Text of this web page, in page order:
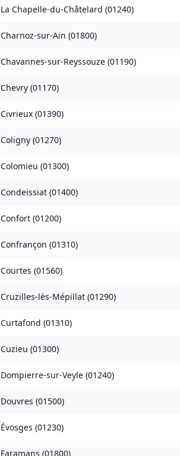
La Chapelle-du-Châtelard (01240)
Charnoz-sur-Ain (01800)
Chavannes-sur-Reyssouze (01190)
Chevry (01170)
Civrieux (01390)
Coligny (01270)
Colomieu (01300)
Condeissiat (01400)
Confort (01200)
Confrançon (01310)
Courtes (01560)
Cruzilles-lès-Mépillat (01290)
Curtafond (01310)
Cuzieu (01300)
Dompierre-sur-Veyle (01240)
Douvres (01500)
Évosges (01230)
Faramans (01800)